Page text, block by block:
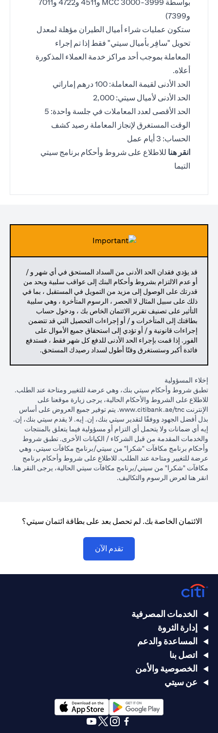
بواسطة MCC 3000-3999 و4511 و4722 و7011
و7399)
ستكون عمليات شراء أميال الطيران مؤهلة لمعدل
تحويل "سافِر بأميال سيتي" فقط إذا تم إجراء
المعاملة بموجب أحد مراكز خدمة العملاء المذكورة
أعلاه.
الحد الأدنى لقيمة المعاملة: 100 درهم إماراتي
الحد الأدنى لأميال سيتي: 2,000
الحد الأقصى لعدد المعاملات في جلسة واحدة: 5
الوقت المستغرق لإنجاز المعاملة رصيد كشف
الحساب: 3 أيام عمل
انقر هنا للاطلاع على شروط وأحكام برنامج سيتي
التيما
قد يؤدي فقدان الحد الأدنى من السداد المستحق في أي شهر و /
أو عدم الالتزام بشروط وأحكام البنك إلى عواقب سلبية ويحد من
قدرتك على الوصول إلى مزيد من التمويل في المستقبل ، بما في
ذلك على سبيل المثال لا الحصر ، الرسوم المتأخرة ، وهي سلبية
التأثير على تصنيف تقرير الائتمان الخاص بك ، ودخول حساب
بطاقتك إلى المتأخرات و / أو إجراءات التحصيل التي قد تتضمن
إجراءات قانونية و / أو تؤدي إلى استحقاق جميع الأموال على
الفور. إذا قمت بإجراء الحد الأدنى للدفع كل شهر فقط ، فستدفع
فائدة أكبر وستستغرق وقتًا أطول لسداد رصيدك المستحق.
إخلاء المسؤولية
تطبق شروط وأحكام سيتي بنك، وهي عرضة للتغيير ومتاحة عند الطلب.
للاطلاع على الشروط والأحكام الحالية، يرجى زيارة موقعنا على
الإنترنت www.citibank.ae/tnc
(opens in a new tab). يتم توفير جميع العروض على أساس
بذل أفضل الجهود ووفقًا لتقدير سيتي بنك، إن. إيه. لا يقدم سيتي بنك، إن.
إيه أي ضمانات ولا يتحمل أي التزام أو مسؤولية فيما يتعلق بالمنتجات
والخدمات المقدمة من قبل الشركاء / الكيانات الأخرى. تطبق شروط
وأحكام برنامج مكافآت "شكرا" من سيتي/برنامج مكافآت سيتي، وهي
عرضة للتغيير ومتاحة عند الطلب. للاطلاع على شروط وأحكام برنامج
مكافآت "شكرا" من سيتي/برنامج مكافآت سيتي الحالية، يرجى النقر هنا.
انقر هنا لعرض الرسوم والتكاليف.
الائتمان الخاصة بك. لم تحصل بعد على بطاقة ائتمان سيتي؟
تقدم الآن
الخدمات المصرفية
إدارة الثروة
المساعدة والدعم
اتصل بنا
الخصوصية والأمن
عن سيتي
(opens in a new tab)